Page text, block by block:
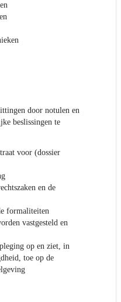
door notulen en
beslissingen te
voor (dossier
en de
formaliteiten
vastgesteld en
op en ziet, in
toe op de